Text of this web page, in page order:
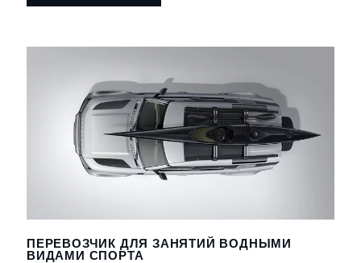
ПЕРЕВОЗЧИК ДЛЯ ЗАНЯТИЙ ВОДНЫМИ
ВИДАМИ СПОРТА